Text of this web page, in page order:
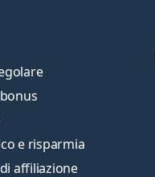
e risparmia
affiliazione